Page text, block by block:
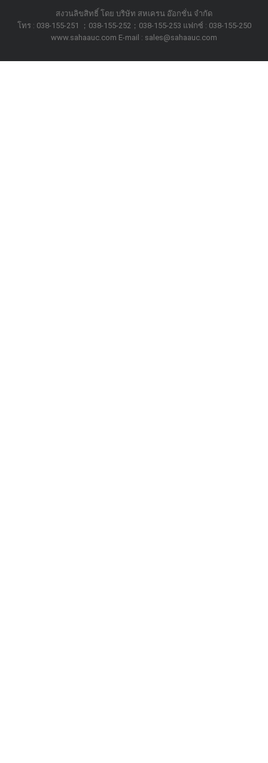
สงวนลิขสิทธิ์ โดย บริษัท สหเครน อ๊อกชั่น จำกัด
โทร : 038-155-251 ；038-155-252；038-155-253 แฟกซ์ : 038-155-250
www.sahaauc.com E-mail : sales@sahaauc.com